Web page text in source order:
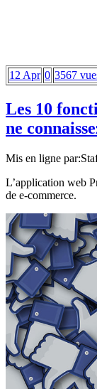
12 Apr 0 3567
Les 10
ne
Mis en ligne par:
L’application web
de e-commerce.